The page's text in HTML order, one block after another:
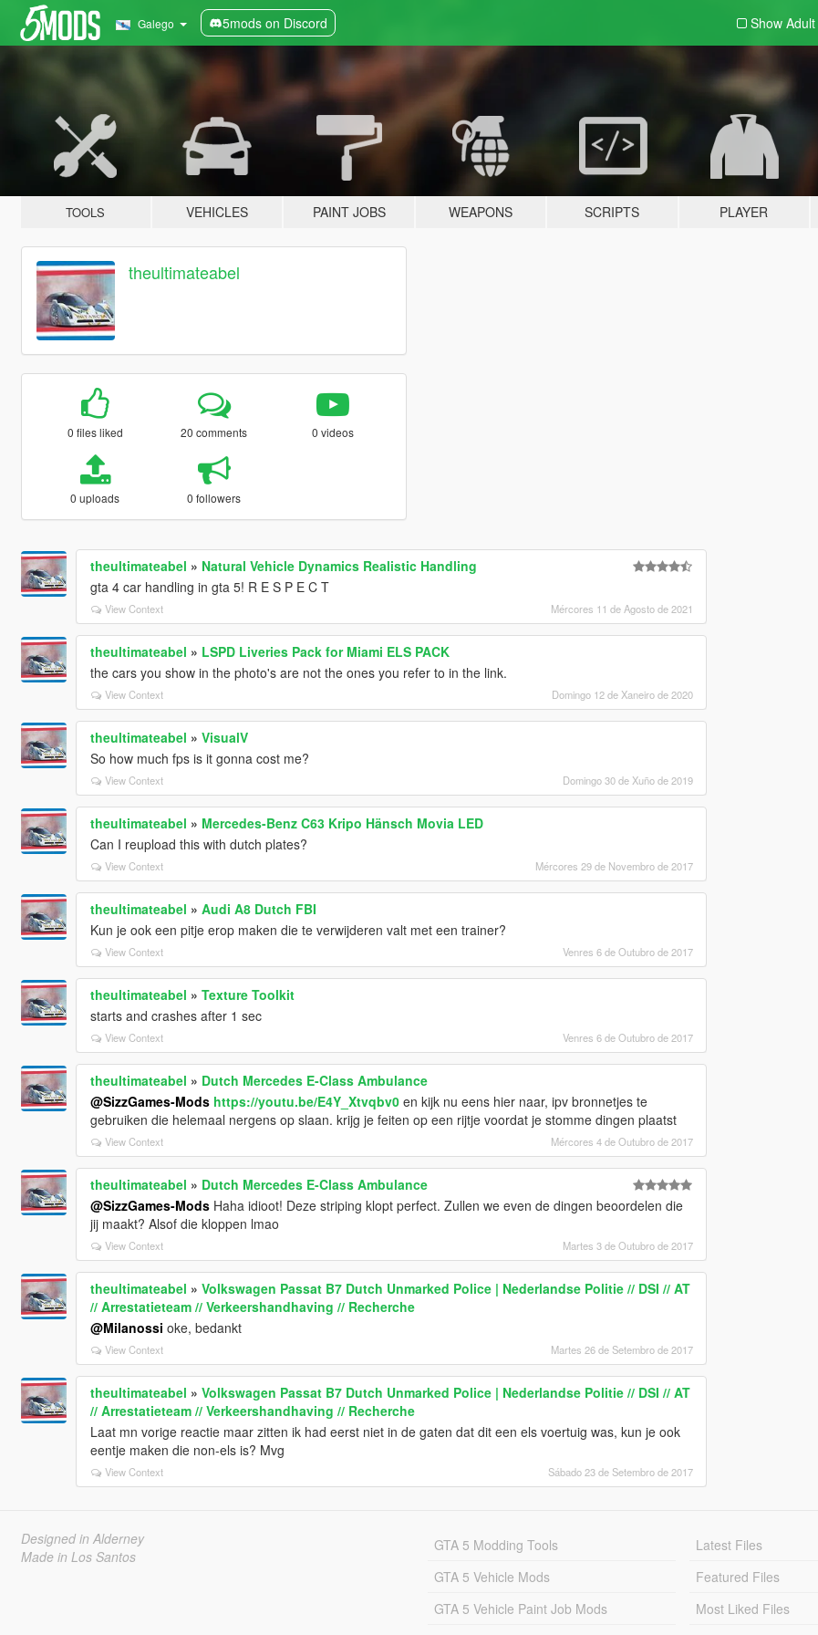
Galego 5mods on Discord Show Adult
TOOLS VEHICLES PAINT JOBS WEAPONS SCRIPTS PLAYER
theultimateabel
0 files liked 20 comments 0 videos
0 uploads 0 followers
theultimateabel » Natural Vehicle Dynamics Realistic Handling
gta 4 car handling in gta 5! R E S P E C T
View Context Mércores 11 de Agosto de 2021
theultimateabel » LSPD Liveries Pack for Miami ELS PACK
the cars you show in the photo's are not the ones you refer to in the link.
View Context Domingo 12 de Xaneiro de 2020
theultimateabel » VisualV
So how much fps is it gonna cost me?
View Context Domingo 30 de Xuño de 2019
theultimateabel » Mercedes-Benz C63 Kripo Hänsch Movia LED
Can I reupload this with dutch plates?
View Context Mércores 29 de Novembro de 2017
theultimateabel » Audi A8 Dutch FBI
Kun je ook een pitje erop maken die te verwijderen valt met een trainer?
View Context Venres 6 de Outubro de 2017
theultimateabel » Texture Toolkit
starts and crashes after 1 sec
View Context Venres 6 de Outubro de 2017
theultimateabel » Dutch Mercedes E-Class Ambulance
@SizzGames-Mods https://youtu.be/E4Y_Xtvqbv0en kijk nu eens hier naar, ipv bronnetjes te
gebruiken die helemaal nergens op slaan. krijg je feiten op een rijtje voordat je stomme dingen plaatst
View Context Mércores 4 de Outubro de 2017
theultimateabel » Dutch Mercedes E-Class Ambulance
@SizzGames-ModsHaha idioot! Deze striping klopt perfect. Zullen we even de dingen beoordelen die
jij maakt? Alsof die kloppen lmao
View Context Martes 3 de Outubro de 2017
theultimateabel » Volkswagen Passat B7 Dutch Unmarked Police | Nederlandse Politie // DSI // AT
// Arrestatieteam // Verkeershandhaving // Recherche
@Milanossi oke, bedankt
View Context Martes 26 de Setembro de 2017
theultimateabel » Volkswagen Passat B7 Dutch Unmarked Police | Nederlandse Politie // DSI // AT
// Arrestatieteam // Verkeershandhaving // Recherche
Laat mn vorige reactie maar zitten ik had eerst niet in de gaten dat dit een els voertuig was, kun je ook
eentje maken die non-els is? Mvg
View Context Sábado 23 de Setembro de 2017
Designed in Alderney
Made in Los Santos
GTA 5 Modding Tools
GTA 5 Vehicle Mods
GTA 5 Vehicle Paint Job Mods
Latest Files
Featured Files
Most Liked Files